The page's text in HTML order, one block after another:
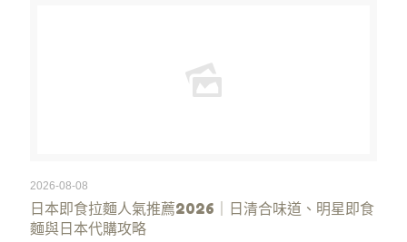
2026-08-08
日本即食拉麵人氣推薦2026｜日清合味道、明星即食
麵與日本代購攻略